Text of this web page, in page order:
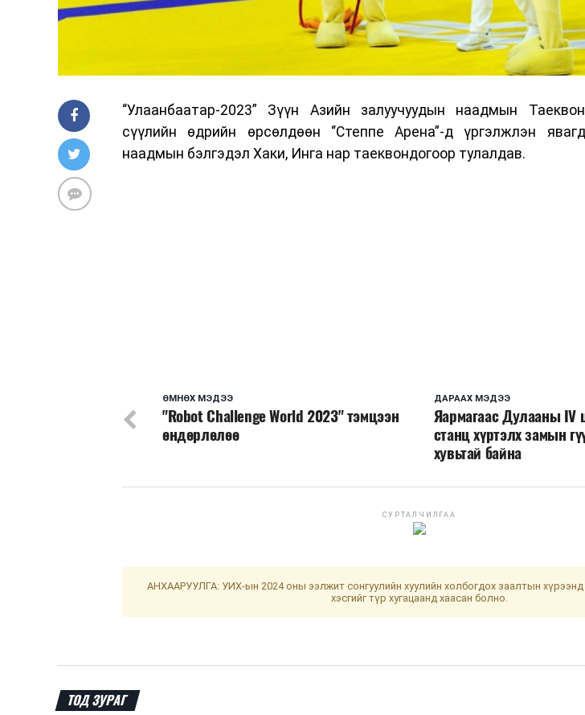
“Улаанбаатар-2023” Зүүн Азийн залуучуудын наадмын
сүүлийн өдрийн өрсөлдөөн “Степпе Арена”-д үргэлжлэн
наадмын бэлгэдэл Хаки, Инга нар таеквондогоор тулалдав.
ДАРААХ МЭДЭЭ
Яармагаас Дулааны IV
станц хүртэлх замын
хувьтай байна
ӨМНӨХ МЭДЭЭ
"Robot Challenge World 2023" тэмцээн
өндөрлөлөө
СУРТАЛЧИЛГАА
АНХААРУУЛГА: УИХ-ын 2024 оны ээлжит сонгуулийн хуулийн холбогдох заалтын хүрээнд
хэсгийг түр хугацаанд хаасан болно.
ТОД ЗУРАГ